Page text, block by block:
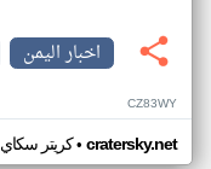
اخبار اليمن
CZ83WY
كريتر سكاي• cratersky.net